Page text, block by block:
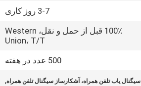
3-7 روز کاری
100٪ قبل از حمل و نقل، Western
Union، T/T
500 عدد در هفته
سیگنال یاب تلفن همراه، آشکارساز سیگنال تلفن همراه,